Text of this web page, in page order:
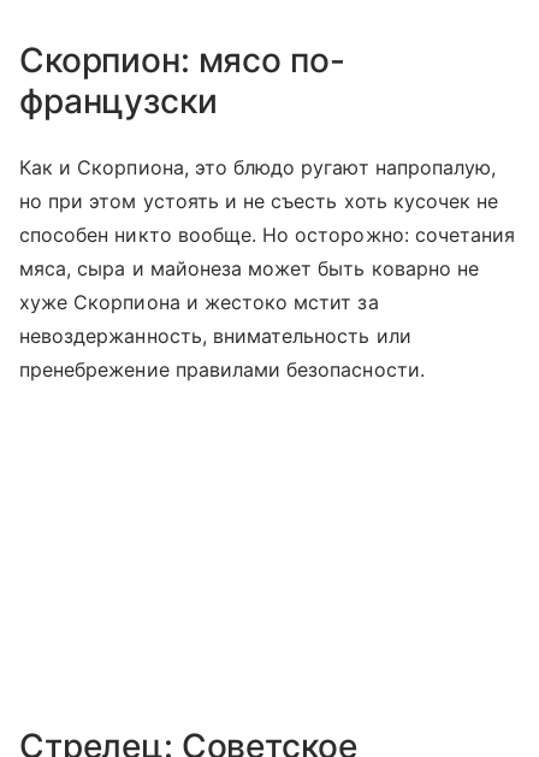
Скорпион: мясо по-
французски
Как и Скорпиона, это блюдо ругают напропалую,
но при этом устоять и не съесть хоть кусочек не
способен никто вообще. Но осторожно: сочетания
мяса, сыра и майонеза может быть коварно не
хуже Скорпиона и жестоко мстит за
невоздержанность, внимательность или
пренебрежение правилами безопасности.
Стрелец: Советское